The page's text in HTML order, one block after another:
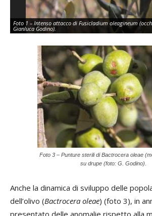
Foto 1 – Intenso attacco di Fusicladium oleagineum
Gianluca Godino).
Foto 3 – Punture sterili di Bactrocera oleae
su drupe (foto: G. Godino).
Anche la dinamica di sviluppo delle
dell’olivo (Bactrocera oleae) (foto 3), in
presentato delle anomalie rispetto alla